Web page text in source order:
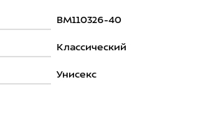
BM110326-40
Классический
Унисекс